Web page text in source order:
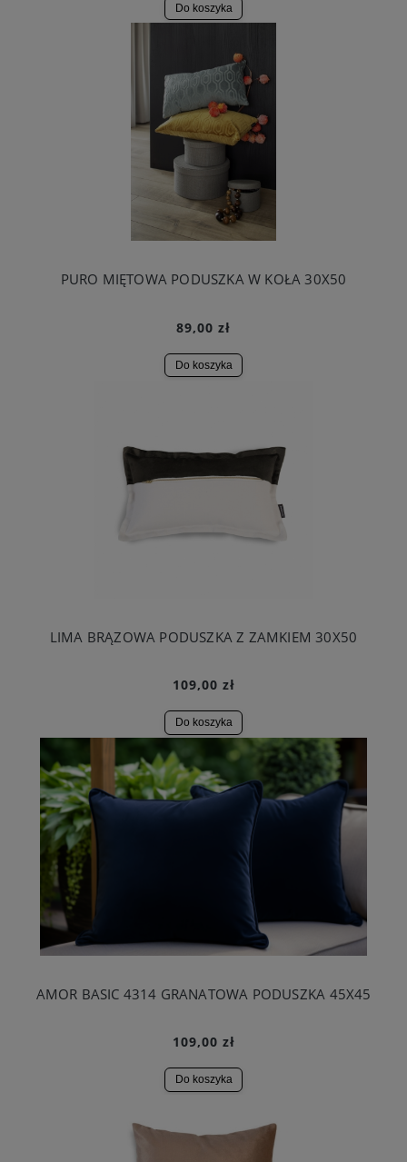
Do koszyka
PURO MIĘTOWA PODUSZKA W KOŁA 30X50
89,00 zł
Do koszyka
LIMA BRĄZOWA PODUSZKA Z ZAMKIEM 30X50
109,00 zł
Do koszyka
AMOR BASIC 4314 GRANATOWA PODUSZKA 45X45
109,00 zł
Do koszyka